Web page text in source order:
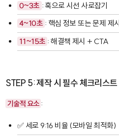
0~3초 : 훅으로 시선 사로잡기
4~10초 : 핵심 정보 또는 문제 제시
11~15초 : 해결책 제시 + CTA
STEP 5: 제작 시 필수 체크리스트
기술적 요소 :
✅ 세로 9:16 비율 (모바일 최적화)